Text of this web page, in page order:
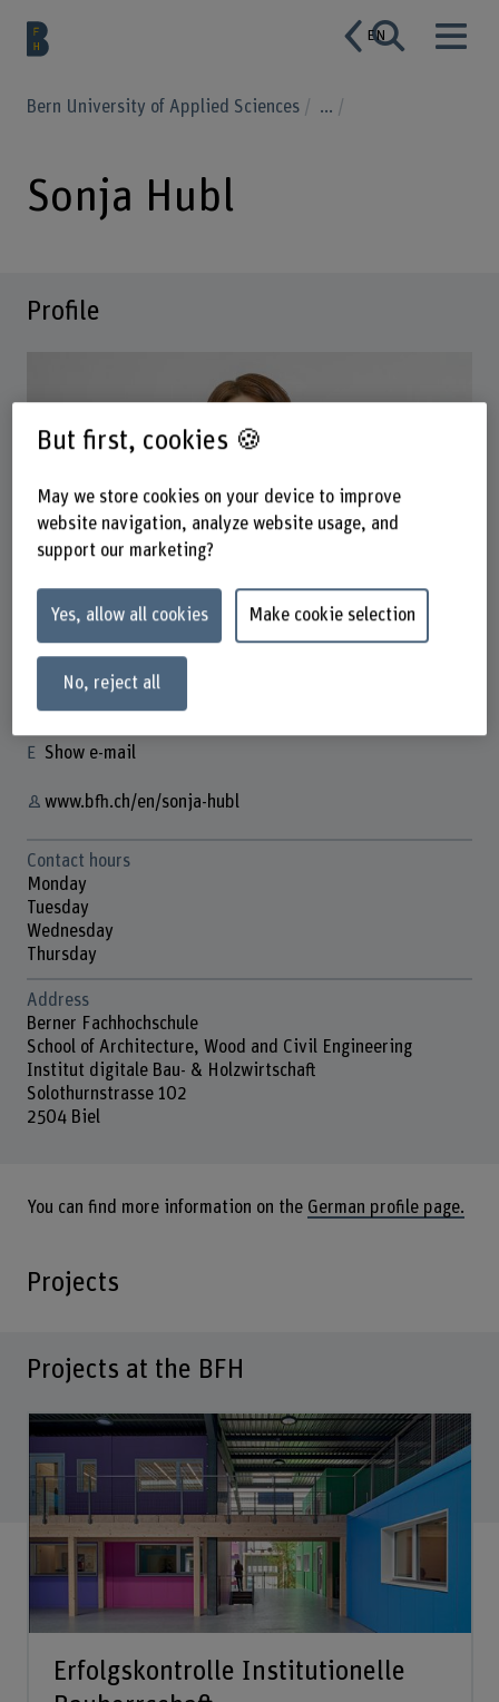
EN
Bern University of Applied Sciences ...
Sonja Hubl
Profile
Sonja Hubl
Wissenschaftliche Mitarbeiterin
Contact
+41 31 848 30 64
Show e-mail
www.bfh.ch/en/sonja-hubl
Contact hours
Monday
Tuesday
Wednesday
Thursday
Address
Berner Fachhochschule
School of Architecture, Wood and Civil Engineering
Institut digitale Bau- & Holzwirtschaft
Solothurnstrasse 102
2504 Biel
You can find more information on the German profile page.
Projects
Projects at the BFH
Erfolgskontrolle Institutionelle
But first, cookies 🍪
May we store cookies on your device to improve
website navigation, analyze website usage, and
support our marketing?
Yes, allow all cookies Make cookie selection
No, reject all